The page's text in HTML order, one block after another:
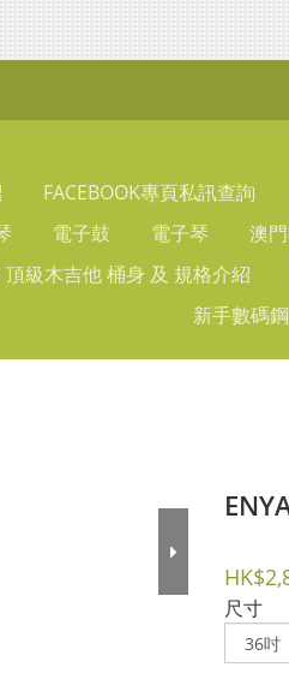
FACEBOOK專頁私訊查詢
電子鼓 電子琴 澳
頂級木吉他 桶身 及 規格介紹
新手數碼
尺寸